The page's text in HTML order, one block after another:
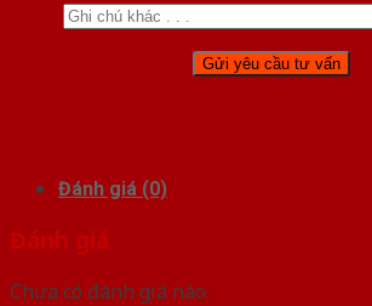
Đánh giá (0)
Đánh giá
Chưa có đánh giá nào.